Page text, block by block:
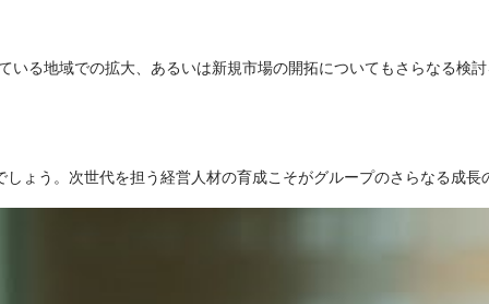
での拡大、あるいは新規市場の開拓についてもさらな
ょう。次世代を担う経営人材の育成こそがグループのさらなる成